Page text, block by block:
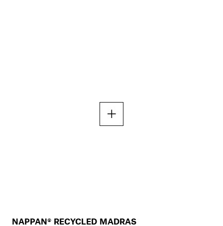
NAPPAN® RECYCLED MADRAS